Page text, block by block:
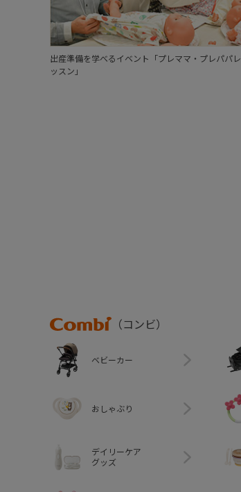
出産準備を学べるイベント「プレママ・プレパパレ
ッスン」
Combi
（コンビ）
ベビーカー
おしゃぶり
デイリーケア
グッズ